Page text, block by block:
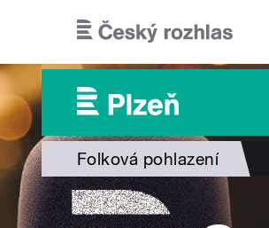
Folková pohlazení